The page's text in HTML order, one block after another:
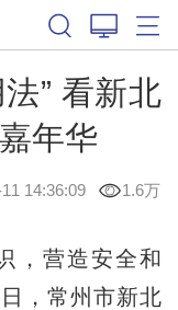
” 看新北
年华
14:36:09 1.6万
营造安全和
，常州市新北